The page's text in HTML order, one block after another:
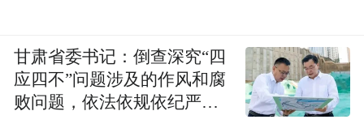
甘肃省委书记：倒查深究“四
应四不”问题涉及的作风和腐
败问题，依法依规依纪严肃